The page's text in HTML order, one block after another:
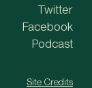
Twitter
Facebook
Podcast
Site Credits